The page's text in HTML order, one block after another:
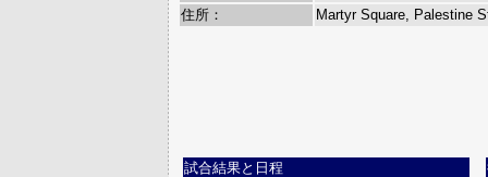
住所：
Martyr Square, Palestine
試合結果と日程